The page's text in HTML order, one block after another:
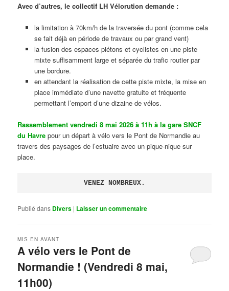
Avec d’autres, le collectif LH Vélorution demande :
la limitation à 70km/h de la traversée du pont (comme cela
se fait déjà en période de travaux ou par grand vent)
la fusion des espaces piétons et cyclistes en une piste
mixte suffisamment large et séparée du trafic routier par
une bordure.
en attendant la réalisation de cette piste mixte, la mise en
place immédiate d’une navette gratuite et fréquente
permettant l’emport d’une dizaine de vélos.
Rassemblement vendredi 8 mai 2026 à 11h à la gare SNCF
du Havre pour un départ à vélo vers le Pont de Normandie au
travers des paysages de l’estuaire avec un pique-nique sur
place.
VENEZ NOMBREUX.
Publié dans Divers | Laisser un commentaire
A vélo vers le Pont de
Normandie ! (Vendredi 8 mai,
11h00)
MIS EN AVANT